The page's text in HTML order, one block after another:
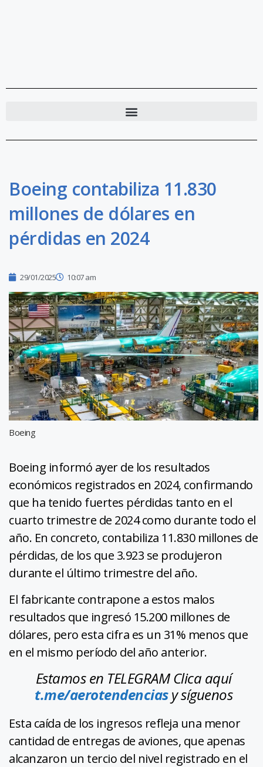
Boeing contabiliza 11.830
millones de dólares en
pérdidas en 2024
29/01/2025 10:07 am
Boeing
Boeing informó ayer de los resultados
económicos registrados en 2024, confirmando
que ha tenido fuertes pérdidas tanto en el
cuarto trimestre de 2024 como durante todo el
año. En concreto, contabiliza 11.830 millones de
pérdidas, de los que 3.923 se produjeron
durante el último trimestre del año.
El fabricante contrapone a estos malos
resultados que ingresó 15.200 millones de
dólares, pero esta cifra es un 31% menos que
en el mismo período del año anterior.
Estamos en TELEGRAM Clica aquí
t.me/aerotendenciasy síguenos
Esta caída de los ingresos refleja una menor
cantidad de entregas de aviones, que apenas
alcanzaron un tercio del nivel registrado en el